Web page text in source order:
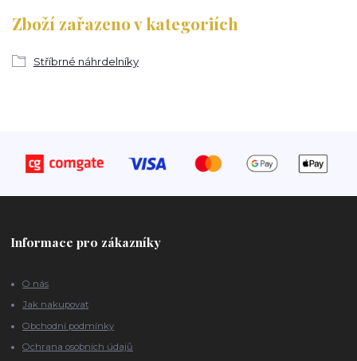
Zboží zařazeno v kategoriích
Stříbrné náhrdelníky
Informace pro zákazníky
O nás
Jak nakupovat
Obchodní podmínky
Ochrana osobních údajů